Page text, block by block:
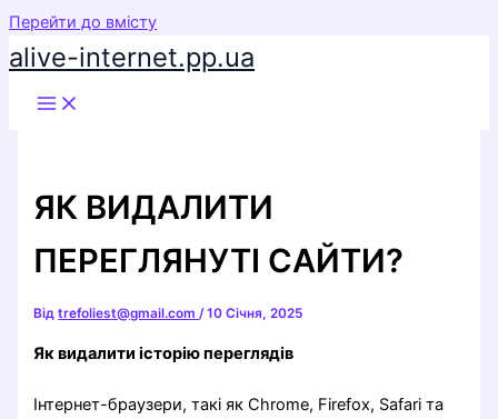
Перейти до вмісту
alive-internet.pp.ua
ЯК ВИДАЛИТИ
ПЕРЕГЛЯНУТІ САЙТИ?
Відtrefoliest@gmail.com/10 Січня, 2025
Як видалити історію переглядів
Інтернет-браузери, такі як Chrome, Firefox, Safari та